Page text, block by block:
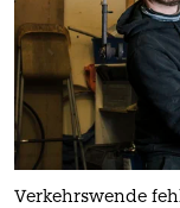
Verkehrswende